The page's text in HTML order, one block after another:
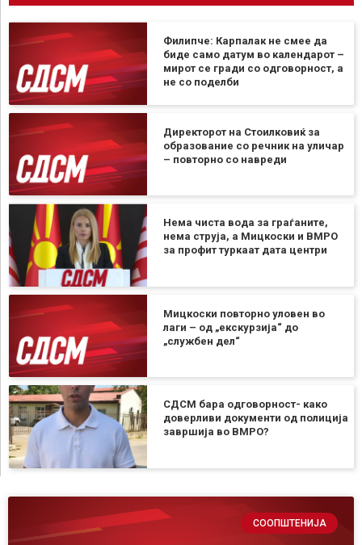
Филипче: Карпалак не смее да
биде само датум во календарот –
мирот се гради со одговорност, а
не со поделби
Директорот на Стоилковиќ за
образование со речник на уличар
– повторно со навреди
Нема чиста вода за граѓаните,
нема струја, а Мицкоски и ВМРО
за профит туркаат дата центри
Мицкоски повторно уловен во
лаги – од „екскурзија“ до
„службен дел“
СДСМ бара одговорност- како
доверливи документи од полиција
завршија во ВМРО?
СООПШТЕНИЈА